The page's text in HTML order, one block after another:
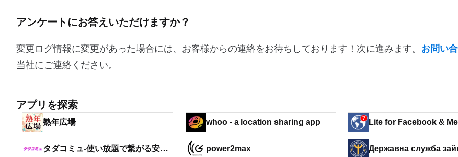
アンケートにお答えいただけますか？
変更ログ情報に変更があった場合には、お客様からの連絡をお待ちしております！次に進みます。 お問い
当社にご連絡ください。
アプリを探索
熟年広場 whoo - a location sharing app Lite for Facebook &
タダコミュ-使い放題で繋がる安心
power2max Державна служба